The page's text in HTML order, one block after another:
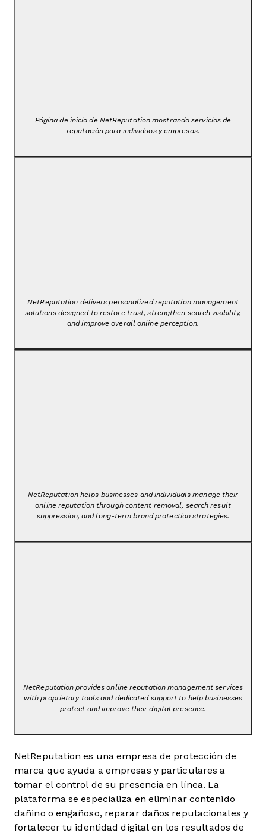
Página de inicio de NetReputation mostrando servicios de
reputación para individuos y empresas.
NetReputation delivers personalized reputation management
solutions designed to restore trust, strengthen search visibility,
and improve overall online perception.
NetReputation helps businesses and individuals manage their
online reputation through content removal, search result
suppression, and long-term brand protection strategies.
NetReputation provides online reputation management services
with proprietary tools and dedicated support to help businesses
protect and improve their digital presence.
NetReputation es una empresa de protección de
marca que ayuda a empresas y particulares a
tomar el control de su presencia en línea. La
plataforma se especializa en eliminar contenido
dañino o engañoso, reparar daños reputacionales y
fortalecer tu identidad digital en los resultados de